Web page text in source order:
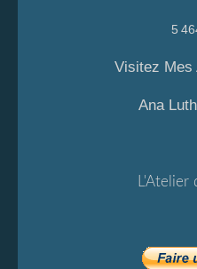
5
Visitez Mes
Ana
L'Atelier